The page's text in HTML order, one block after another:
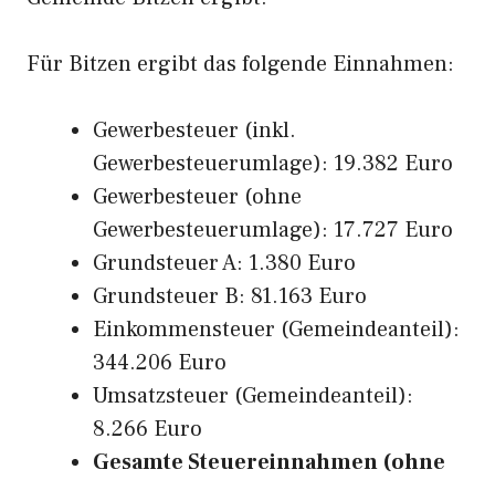
Für Bitzen ergibt das folgende Einnahmen:
Gewerbesteuer (inkl.
Gewerbesteuerumlage): 19.382 Euro
Gewerbesteuer (ohne
Gewerbesteuerumlage): 17.727 Euro
Grundsteuer A: 1.380 Euro
Grundsteuer B: 81.163 Euro
Einkommensteuer (Gemeindeanteil):
344.206 Euro
Umsatzsteuer (Gemeindeanteil):
8.266 Euro
Gesamte Steuereinnahmen (ohne